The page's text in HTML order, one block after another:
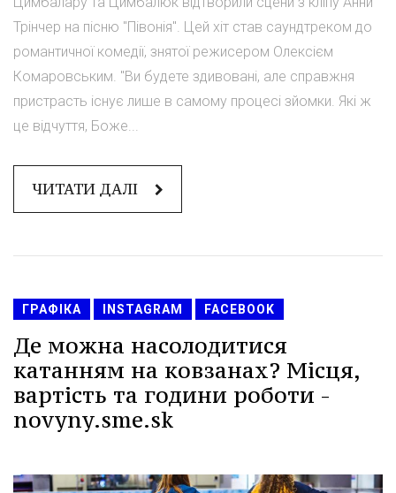
Трінчер на пісню "Півонія". Цей хіт став саундтреком до
романтичної комедії, знятої режисером Олексієм
Комаровським. "Ви будете здивовані, але справжня
пристрасть існує лише в самому процесі зйомки. Які ж
це відчуття, Боже...
ЧИТАТИ ДАЛІ
ГРАФІКА INSTAGRAM FACEBOOK
Де можна насолодитися
катанням на ковзанах? Місця,
вартість та години роботи -
novyny.sme.sk